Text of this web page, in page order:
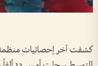
كشفت آخر إحصائيات منظمة